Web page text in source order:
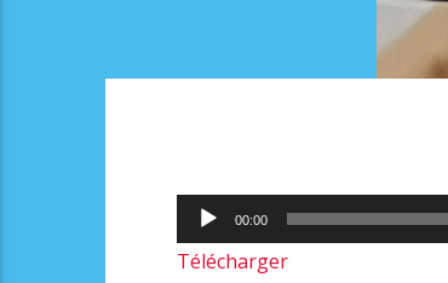
Lecteur
audio
00:00
Télécharger